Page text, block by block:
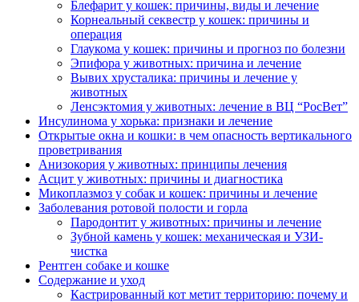
Блефарит у кошек: причины, виды и лечение
Корнеальный секвестр у кошек: причины и
операция
Глаукома у кошек: причины и прогноз по болезни
Эпифора у животных: причина и лечение
Вывих хрусталика: причины и лечение у
животных
Ленсэктомия у животных: лечение в ВЦ “РосВет”
Инсулинома у хорька: признаки и лечение
Открытые окна и кошки: в чем опасность вертикального
проветривания
Анизокория у животных: принципы лечения
Асцит у животных: причины и диагностика
Микоплазмоз у собак и кошек: причины и лечение
Заболевания ротовой полости и горла
Пародонтит у животных: причины и лечение
Зубной камень у кошек: механическая и УЗИ-
чистка
Рентген собаке и кошке
Содержание и уход
Кастрированный кот метит территорию: почему и